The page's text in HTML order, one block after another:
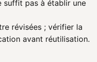
suffit pas à établir une
révisées ; vérifier la
avant réutilisation.